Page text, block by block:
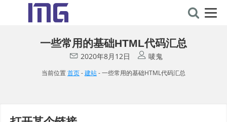
一些常用的基础HTML代码汇总
2020年8月12日 唛鬼
当前位置首页-建站-一些常用的基础HTML代码汇总